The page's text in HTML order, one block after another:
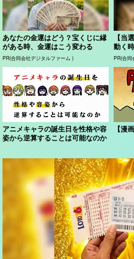
あなたの金運はどう？宝くじに縁
がある時、金運はこう変わる
PR(合同会社デジタルファーム )
【当
動く
PR(合同
アニメキャラの誕生日を性格や容
姿から逆算することは可能なのか
【漫